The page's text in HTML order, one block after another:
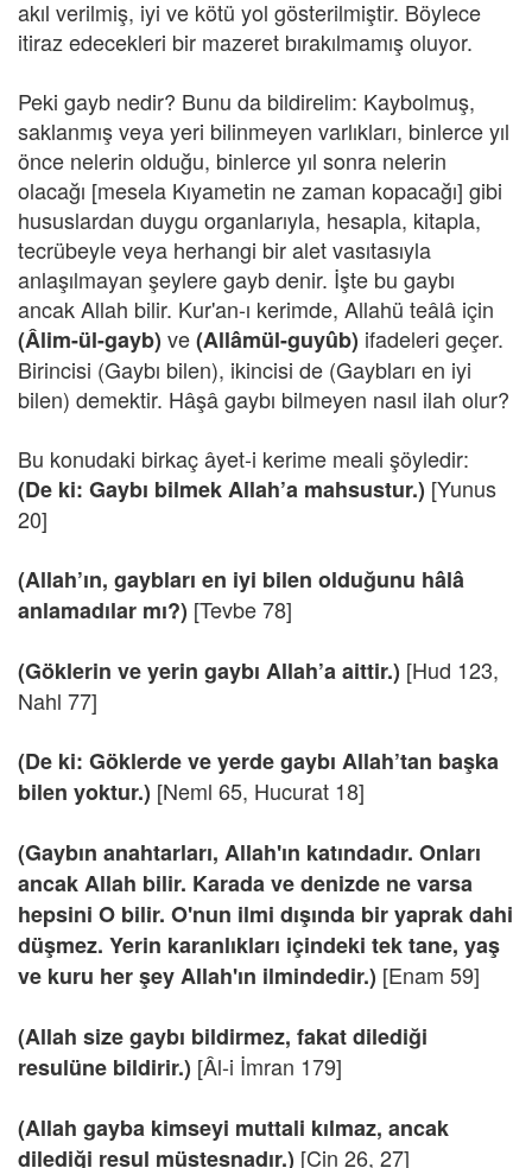
akıl verilmiş, iyi ve kötü yol gösterilmiştir. Böylece
itiraz edecekleri bir mazeret bırakılmamış oluyor.
Peki gayb nedir? Bunu da bildirelim: Kaybolmuş,
saklanmış veya yeri bilinmeyen varlıkları, binlerce yıl
önce nelerin olduğu, binlerce yıl sonra nelerin
olacağı [mesela Kıyametin ne zaman kopacağı] gibi
hususlardan duygu organlarıyla, hesapla, kitapla,
tecrübeyle veya herhangi bir alet vasıtasıyla
anlaşılmayan şeylere gayb denir. İşte bu gaybı
ancak Allah bilir. Kur'an-ı kerimde, Allahü teâlâ için
(Âlim-ül-gayb) ve(Allâmül-guyûb) ifadeleri geçer.
Birincisi (Gaybı bilen), ikincisi de (Gaybları en iyi
bilen) demektir. Hâşâ gaybı bilmeyen nasıl ilah olur?
Bu konudaki birkaç âyet-i kerime meali şöyledir:
(De ki: Gaybı bilmek Allah’a mahsustur.) [Yunus
20]
(Allah’ın, gaybları en iyi bilen olduğunu hâlâ
anlamadılar mı?) [Tevbe 78]
(Göklerin ve yerin gaybı Allah’a aittir.) [Hud 123,
Nahl 77]
(De ki: Göklerde ve yerde gaybı Allah’tan başka
bilen yoktur.) [Neml 65, Hucurat 18]
(Gaybın anahtarları, Allah'ın katındadır. Onları
ancak Allah bilir. Karada ve denizde ne varsa
hepsini O bilir. O'nun ilmi dışında bir yaprak dahi
düşmez. Yerin karanlıkları içindeki tek tane, yaş
ve kuru her şey Allah'ın ilmindedir.) [Enam 59]
(Allah size gaybı bildirmez, fakat dilediği
resulüne bildirir.) [Âl-i İmran 179]
(Allah gayba kimseyi muttali kılmaz, ancak
dilediği resul müstesnadır.) [Cin 26, 27]